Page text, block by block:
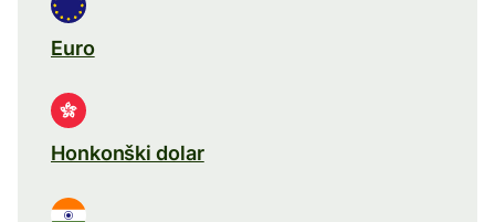
Euro
Honkonški dolar